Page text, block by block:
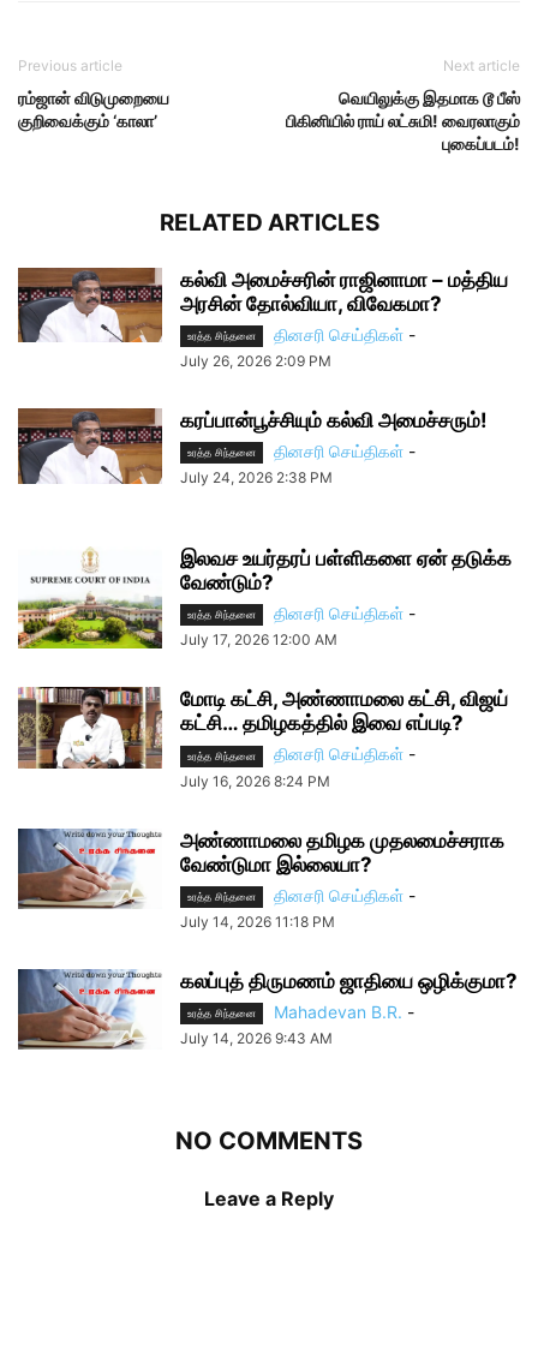
Previous article
ரம்ஜான் விடுமுறையை
குறிவைக்கும் ‘காலா’
Next article
வெயிலுக்கு இதமாக டூ பீஸ்
பிகினியில் ராய் லட்சுமி! வைரலாகும்
புகைப்படம்!
RELATED ARTICLES
கல்வி அமைச்சரின் ராஜினாமா – மத்திய
அரசின் தோல்வியா, விவேகமா?
உரத்த சிந்தனை தினசரி செய்திகள் -
July 26, 2026 2:09 PM
கரப்பான்பூச்சியும் கல்வி அமைச்சரும்!
உரத்த சிந்தனை தினசரி செய்திகள் -
July 24, 2026 2:38 PM
இலவச உயர்தரப் பள்ளிகளை ஏன் தடுக்க
வேண்டும்?
உரத்த சிந்தனை தினசரி செய்திகள் -
July 17, 2026 12:00 AM
மோடி கட்சி, அண்ணாமலை கட்சி, விஜய்
கட்சி… தமிழகத்தில் இவை எப்படி?
உரத்த சிந்தனை தினசரி செய்திகள் -
July 16, 2026 8:24 PM
அண்ணாமலை தமிழக முதலமைச்சராக
வேண்டுமா இல்லையா?
உரத்த சிந்தனை தினசரி செய்திகள் -
July 14, 2026 11:18 PM
கலப்புத் திருமணம் ஜாதியை ஒழிக்குமா?
உரத்த சிந்தனை Mahadevan B.R. -
July 14, 2026 9:43 AM
NO COMMENTS
Leave a Reply